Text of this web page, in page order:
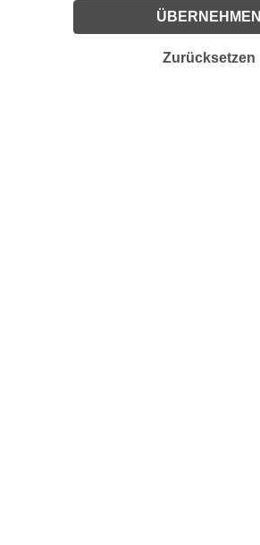
ÜBERNEHMEN
Zurücksetzen